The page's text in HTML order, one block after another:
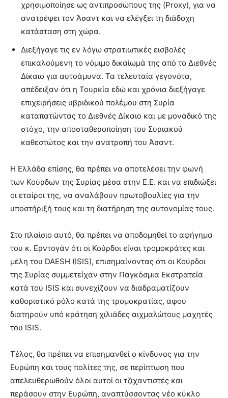
χρησιμοποίησε ως αντιπροσώπους της (Proxy), για να
ανατρέψει τον Άσαντ και να ελέγξει τη διάδοχη
κατάσταση στη χώρα.
Διεξήγαγε τις εν λόγω στρατιωτικές εισβολές
επικαλούμενη το νόμιμο δικαίωμά της από το Διεθνές
Δίκαιο για αυτοάμυνα. Τα τελευταία γεγονότα,
απέδειξαν ότι η Τουρκία εδώ και χρόνια διεξήγαγε
επιχειρήσεις υβριδικού πολέμου στη Συρία
καταπατώντας το Διεθνές Δίκαιο και με μοναδικό της
στόχο, την αποσταθεροποίηση του Συριακού
καθεστώτος και την ανατροπή του Άσαντ.
Η Ελλάδα επίσης, θα πρέπει να αποτελέσει την φωνή
των Κούρδων της Συρίας μέσα στην Ε.Ε. και να επιδιώξει
οι εταίροι της, να αναλάβουν πρωτοβουλίες για την
υποστήριξή τους και τη διατήρηση της αυτονομίας τους.
Στο πλαίσιο αυτό, θα πρέπει να αποδομηθεί το αφήγημα
του κ. Ερντογάν ότι οι Κούρδοι είναι τρομοκράτες και
μέλη του DAESH (ISIS), επισημαίνοντας ότι οι Κούρδοι
της Συρίας συμμετείχαν στην Παγκόσμια Εκστρατεία
κατά του ISIS και συνεχίζουν να διαδραματίζουν
καθοριστικό ρόλο κατά της τρομοκρατίας, αφού
διατηρούν υπό κράτηση χιλιάδες αιχμαλώτους μαχητές
του ISIS.
Τέλος, θα πρέπει να επισημανθεί ο κίνδυνος για την
Ευρώπη και τους πολίτες της, σε περίπτωση που
απελευθερωθούν όλοι αυτοί οι τζιχαντιστές και
περάσουν στην Ευρώπη, αναπτύσσοντας νέο κύκλο